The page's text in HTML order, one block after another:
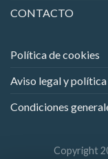
CONTACTO
Política de cookies
Aviso legal y
Condiciones
Copyright